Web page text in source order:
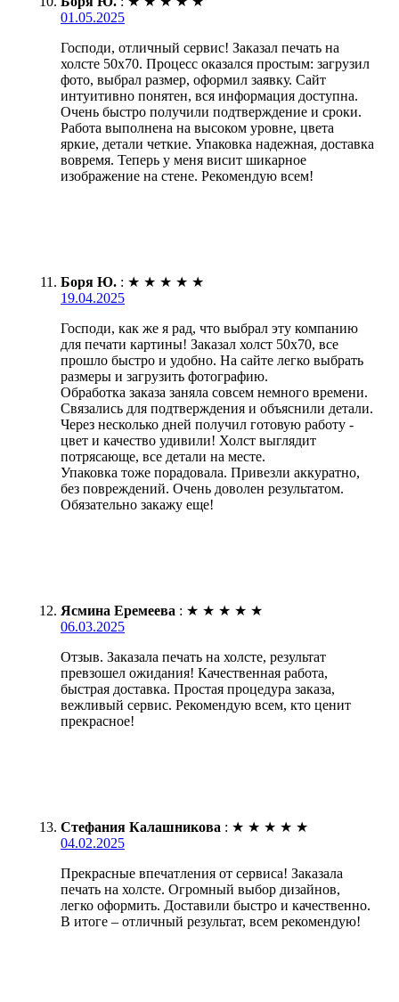
01.05.2025
Господи, отличный сервис! Заказал печать на
холсте 50х70. Процесс оказался простым: загрузил
фото, выбрал размер, оформил заявку. Сайт
интуитивно понятен, вся информация доступна.
Очень быстро получили подтверждение и сроки.
Работа выполнена на высоком уровне, цвета
яркие, детали четкие. Упаковка надежная, доставка
вовремя. Теперь у меня висит шикарное
изображение на стене. Рекомендую всем!
Боря Ю. : ★ ★ ★ ★ ★
19.04.2025
Господи, как же я рад, что выбрал эту компанию
для печати картины! Заказал холст 50х70, все
прошло быстро и удобно. На сайте легко выбрать
размеры и загрузить фотографию.
Обработка заказа заняла совсем немного времени.
Связались для подтверждения и объяснили детали.
Через несколько дней получил готовую работу -
цвет и качество удивили! Холст выглядит
потрясающе, все детали на месте.
Упаковка тоже порадовала. Привезли аккуратно,
без повреждений. Очень доволен результатом.
Обязательно закажу еще!
Ясмина Еремеева : ★ ★ ★ ★ ★
06.03.2025
Отзыв. Заказала печать на холсте, результат
превзошел ожидания! Качественная работа,
быстрая доставка. Простая процедура заказа,
вежливый сервис. Рекомендую всем, кто ценит
прекрасное!
Стефания Калашникова : ★ ★ ★ ★ ★
04.02.2025
Прекрасные впечатления от сервиса! Заказала
печать на холсте. Огромный выбор дизайнов,
легко оформить. Доставили быстро и качественно.
В итоге – отличный результат, всем рекомендую!